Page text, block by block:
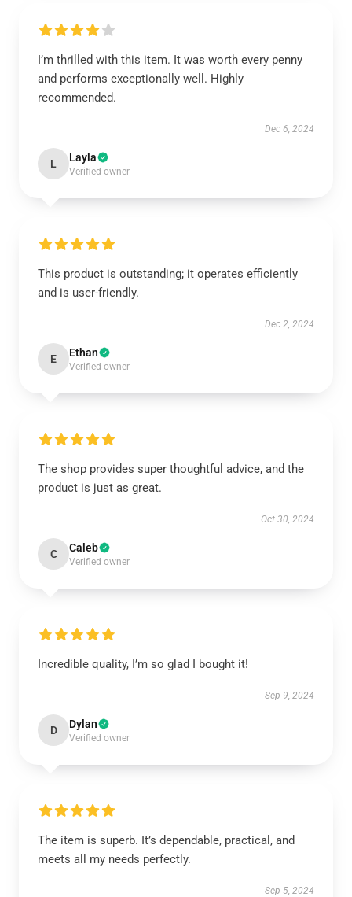
I’m thrilled with this item. It was worth every penny
and performs exceptionally well. Highly
recommended.
Dec 6, 2024
L Layla
Verified owner
This product is outstanding; it operates efficiently
and is user-friendly.
Dec 2, 2024
E Ethan
Verified owner
The shop provides super thoughtful advice, and the
product is just as great.
Oct 30, 2024
C Caleb
Verified owner
Incredible quality, I’m so glad I bought it!
Sep 9, 2024
D Dylan
Verified owner
The item is superb. It’s dependable, practical, and
meets all my needs perfectly.
Sep 5, 2024